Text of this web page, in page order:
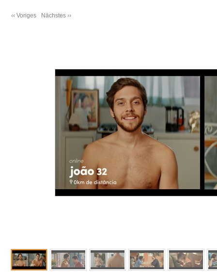
‹‹ Voriges Nächstes ››